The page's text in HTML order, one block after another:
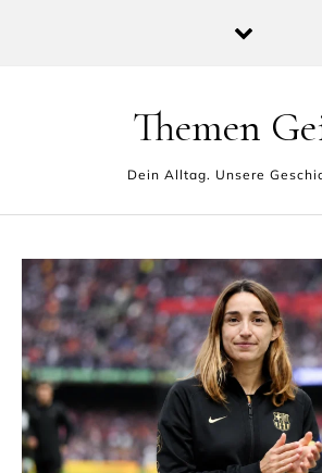
Themen
Dein Alltag. Unsere